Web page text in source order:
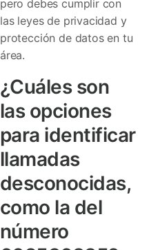
pero debes cumplir con
las leyes de privacidad y
protección de datos en tu
área.
¿Cuáles son
las opciones
para identificar
llamadas
desconocidas,
como la del
número